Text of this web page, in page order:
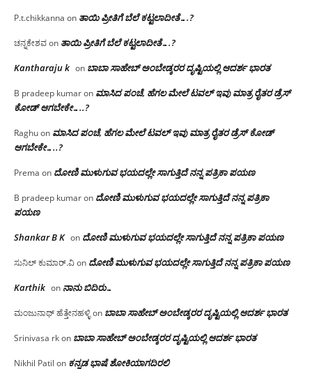
P.t.chikkanna on ತಾಯಿ ಪ್ರೀತಿಗೆ ಬೆಲೆ ಕಟ್ಟಲಾದೀತೆ….?
ಚನ್ನಕೇಶವon ತಾಯಿ ಪ್ರೀತಿಗೆ ಬೆಲೆ ಕಟ್ಟಲಾದೀತೆ….?
Kantharaju k on ಬಾಬಾ ಸಾಹೇಬ್ ಅಂಬೇಡ್ಕರರ ದೃಷ್ಟಿಯಲ್ಲಿ ಆದರ್ಶ ಭಾರತ
B pradeep kumaron ಮಾಸಿದ ಪಂಚೆ, ಹೆಗಲ ಮೇಲೆ ಟವಲ್‌ ಇವು ಮಾತ್ರ ರೈತರ ಡ್ರೆಸ್‌
ಕೋಡ್ ಆಗಬೇಕೇ…..?‌
Raghuon ಮಾಸಿದ ಪಂಚೆ, ಹೆಗಲ ಮೇಲೆ ಟವಲ್‌ ಇವು ಮಾತ್ರ ರೈತರ ಡ್ರೆಸ್‌ ಕೋಡ್
ಆಗಬೇಕೇ…..?‌
Prema on ದೋಣಿ ಮುಳುಗುವ ಭಯದಲ್ಲೇ ಸಾಗುತ್ತಿದೆ ನನ್ನ ಪತ್ರಿಕಾ ಪಯಣ
B pradeep kumaron ದೋಣಿ ಮುಳುಗುವ ಭಯದಲ್ಲೇ ಸಾಗುತ್ತಿದೆ ನನ್ನ ಪತ್ರಿಕಾ
ಪಯಣ
Shankar B K on ದೋಣಿ ಮುಳುಗುವ ಭಯದಲ್ಲೇ ಸಾಗುತ್ತಿದೆ ನನ್ನ ಪತ್ರಿಕಾ ಪಯಣ
ಸುನಿಲ್ ಕುಮಾರ್.ವಿon ದೋಣಿ ಮುಳುಗುವ ಭಯದಲ್ಲೇ ಸಾಗುತ್ತಿದೆ ನನ್ನ ಪತ್ರಿಕಾ ಪಯಣ
Karthik on ನಾನು ಬಿದಿರು…
ಮಂಜುನಾಥ್ ಹೆತ್ತೇನಹಳ್ಳಿon ಬಾಬಾ ಸಾಹೇಬ್ ಅಂಬೇಡ್ಕರರ ದೃಷ್ಟಿಯಲ್ಲಿ ಆದರ್ಶ ಭಾರತ
Srinivasa rkon ಬಾಬಾ ಸಾಹೇಬ್ ಅಂಬೇಡ್ಕರರ ದೃಷ್ಟಿಯಲ್ಲಿ ಆದರ್ಶ ಭಾರತ
Nikhil Patil on ಕನ್ನಡ ಭಾಷೆ ಶೋಕಿಯಾಗದಿರಲಿ